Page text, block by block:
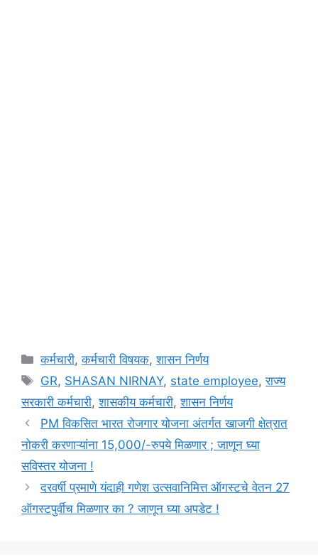
Categories
कर्मचारी,कर्मचारी विषयक,शासन निर्णय
Tags
GR, SHASAN NIRNAY, state employee,राज्य
सरकारी कर्मचारी,शासकीय कर्मचारी,शासन निर्णय
PM विकसित भारत रोजगार योजना अंतर्गत खाजगी क्षेत्रात
नोकरी करणाऱ्यांना 15,000/-रुपये मिळणार ; जाणून घ्या
सविस्तर योजना !
दरवर्षी प्रमाणे यंदाही गणेश उत्सवानिमित्त ऑगस्टचे वेतन 27
ऑगस्टपुर्वीच मिळणार का ? जाणून घ्या अपडेट !